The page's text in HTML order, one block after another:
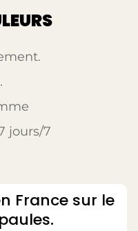
jours/7
France sur le